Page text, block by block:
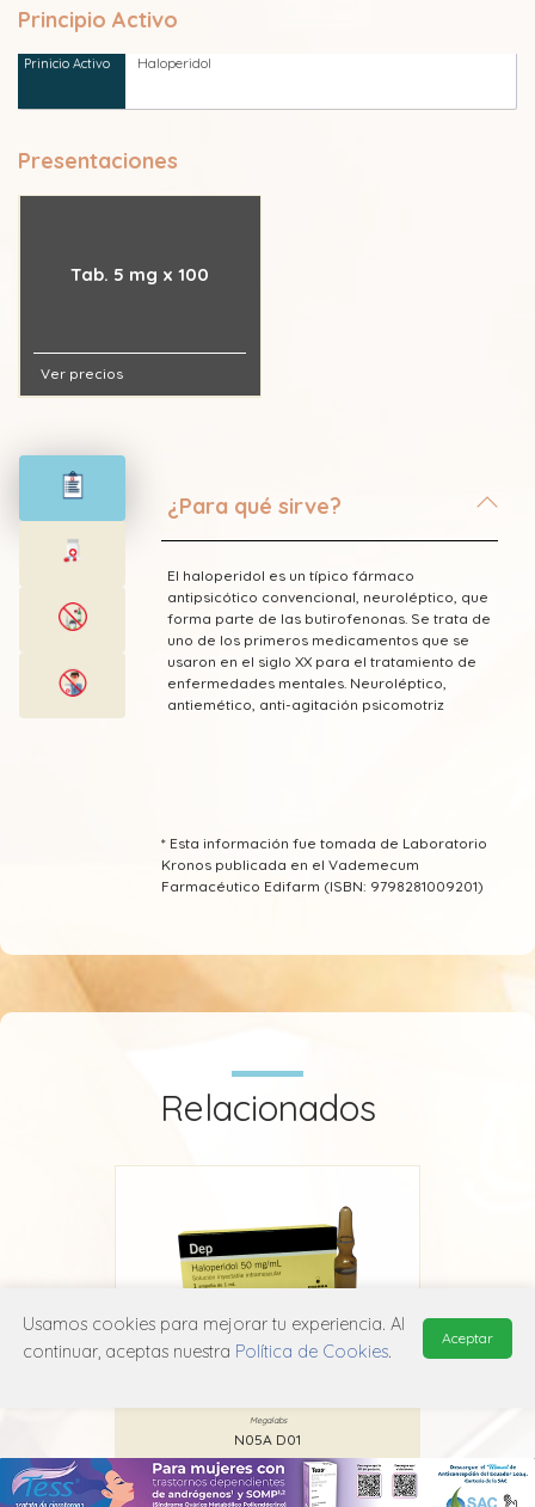
Principio Activo
Haloperidol
Presentaciones
Tab. 5 mg x 100
Ver precios
¿Para qué sirve?
El haloperidol es un típico fármaco
antipsicótico convencional, neuroléptico,​ que
forma parte de las butirofenonas. Se trata de
uno de los primeros medicamentos que se
usaron en el siglo XX para el tratamiento de
enfermedades mentales. Neuroléptico,
antiemético, anti-agitación psicomotriz
* Esta información fue tomada de Laboratorio
Kronos publicada en el Vademecum
Farmacéutico Edifarm (ISBN: 9798281009201)
Relacionados
Megalabs
N05A D01
Usamos cookies para mejorar tu experiencia. Al
continuar, aceptas nuestra Política de Cookies.
Aceptar